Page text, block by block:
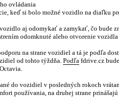
ovládania
keď si bolo možné vozidlo na diaľku
aj odomykať a zamykať, čo bude
odomknuté alebo otvorenie vozidla
na strane vozidiel a tá je podľa
od tohto týždňa. Podľa fdrive.cz
do vozidiel v posledných rokoch
používania, na druhej strane